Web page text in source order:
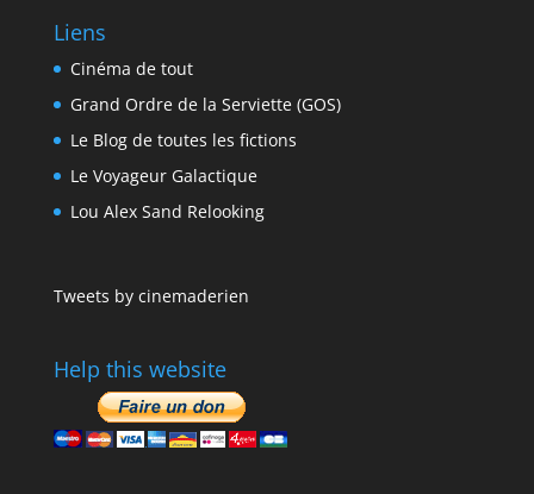
Liens
Cinéma de tout
Grand Ordre de la Serviette (GOS)
Le Blog de toutes les fictions
Le Voyageur Galactique
Lou Alex Sand Relooking
Tweets by cinemaderien
Help this website